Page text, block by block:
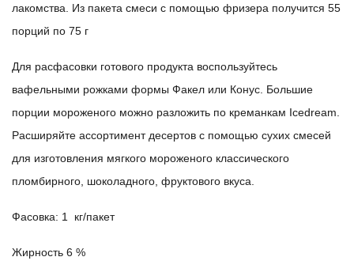
лакомства. Из пакета смеси с помощью фризера получится 55
порций по 75 г
Для расфасовки готового продукта воспользуйтесь
вафельными рожками формы Факел или Конус. Большие
порции мороженого можно разложить по креманкам Icedream.
Расширяйте ассортимент десертов с помощью сухих смесей
для изготовления мягкого мороженого классического
пломбирного, шоколадного, фруктового вкуса.
Фасовка: 1 кг/пакет
Жирность 6 %